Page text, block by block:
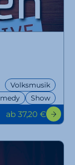
Show
Volksmusik
ab 37,20 €